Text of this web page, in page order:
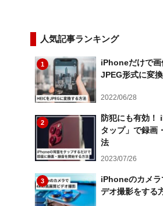
人気記事ランキング
1
iPhoneだけで画
JPEG形式に変
2022/06/28
2
防犯にも有効！
タップ」で録画
法
2023/07/26
3
iPhoneのカメ
デオ撮影をする